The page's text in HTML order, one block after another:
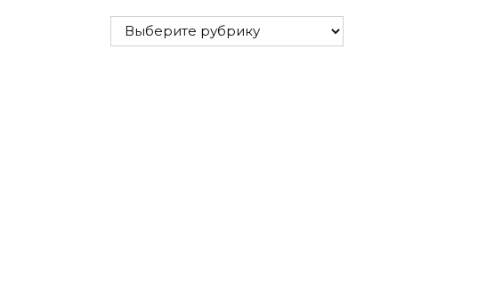
Все
рубрики